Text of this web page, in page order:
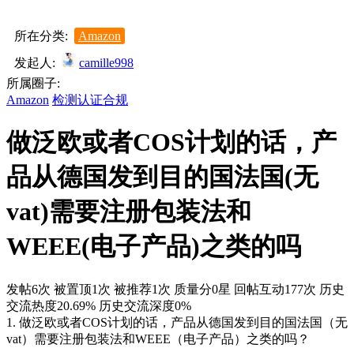
所在分类:
Amazon
发起人:
camille998
所属圈子:
Amazon 检测认证合规
做泛欧或者COS计划的话，产
品从德国发到目的国法国(无
vat)需要注册包装法和
WEEE(电子产品)之类的吗
发帖6次 被置顶1次 被推荐1次 质量分0星 回帖互动177次 历史
交流热度20.69% 历史交流深度0%
1. 做泛欧或者COS计划的话，产品从德国发到目的国法国（无
vat）需要注册包装法和WEEE（电子产品）之类的吗？